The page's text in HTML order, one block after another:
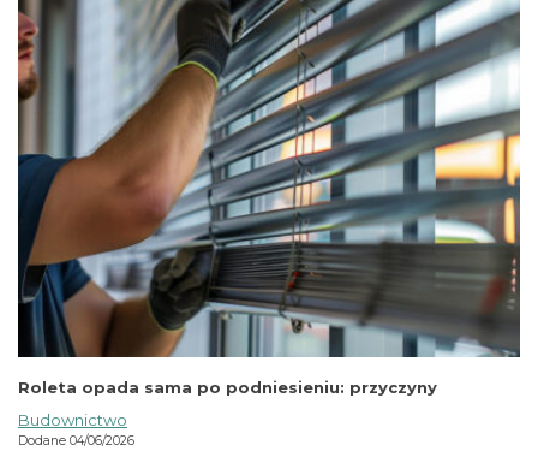
Roleta opada sama po podniesieniu: przyczyny
Budownictwo
Dodane 04/06/2026